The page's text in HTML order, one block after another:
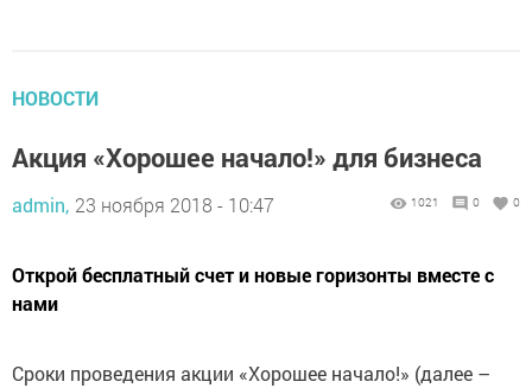
НОВОСТИ
Акция «Хорошее начало!» для бизнеса
admin, 23 ноября 2018 - 10:47 1021 0 0
Открой бесплатный счет и новые горизонты вместе с
нами
Сроки проведения акции «Хорошее начало!» (далее –